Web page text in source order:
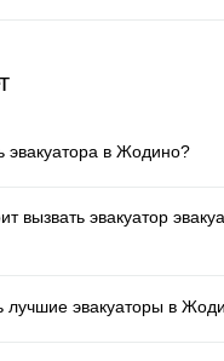
эвакуатора в Жодино?
вызвать эвакуатор
лучшие эвакуаторы в